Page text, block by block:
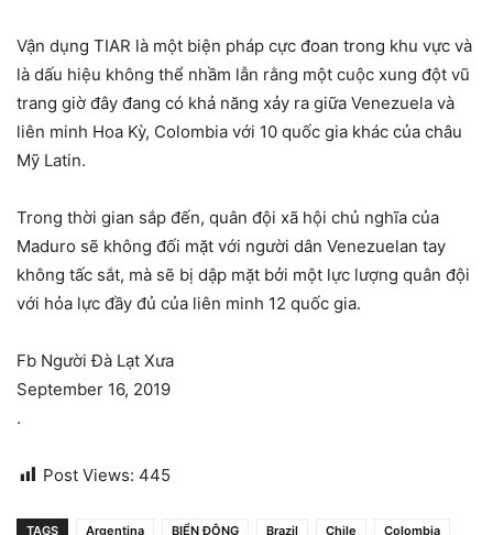
Vận dụng TIAR là một biện pháp cực đoan trong khu vực và
là dấu hiệu không thể nhầm lẫn rằng một cuộc xung đột vũ
trang giờ đây đang có khả năng xảy ra giữa Venezuela và
liên minh Hoa Kỳ, Colombia với 10 quốc gia khác của châu
Mỹ Latin.
Trong thời gian sắp đến, quân đội xã hội chủ nghĩa của
Maduro sẽ không đối mặt với người dân Venezuelan tay
không tấc sắt, mà sẽ bị dập mặt bởi một lực lượng quân đội
với hỏa lực đầy đủ của liên minh 12 quốc gia.
Fb Người Đà Lạt Xưa
September 16, 2019
.
Post Views: 445
TAGS Argentina BIỂN ĐÔNG Brazil Chile
Colombia